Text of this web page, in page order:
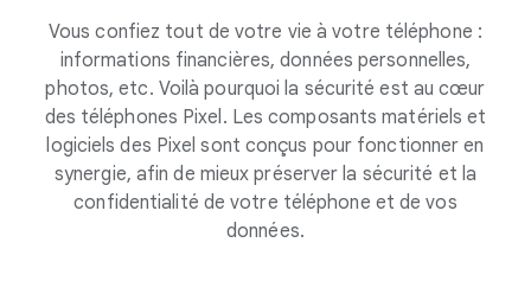
Vous confiez tout de votre vie à votre téléphone :
informations financières, données personnelles,
photos, etc. Voilà pourquoi la sécurité est au cœur
des téléphones Pixel. Les composants matériels et
logiciels des Pixel sont conçus pour fonctionner en
synergie, afin de mieux préserver la sécurité et la
confidentialité de votre téléphone et de vos
données.